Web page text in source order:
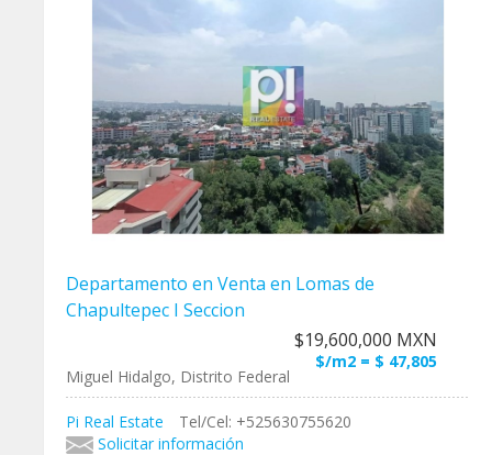
Departamento en Venta en Lomas de
Chapultepec I Seccion
$19,600,000 MXN
$/m2 = $ 47,805
Miguel Hidalgo, Distrito Federal
Pi Real Estate
Tel/Cel: +525630755620
Solicitar información